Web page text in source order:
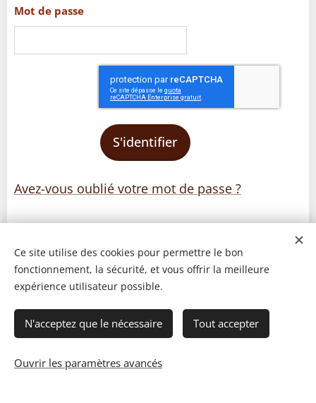
Mot de passe
S'identifier
Avez-vous oublié votre mot de passe ?
© 2023 Les recettes d'Henri-Luc. Tous droits réservés.
Ce site utilise des cookies pour permettre le bon
fonctionnement, la sécurité, et vous offrir la meilleure
expérience utilisateur possible.
N'acceptez que le nécessaire Tout accepter
Ouvrir les paramètres avancés